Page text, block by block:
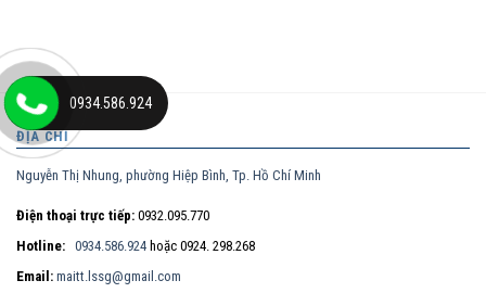
ĐỊA CHỈ
Nguyễn Thị Nhung, phường Hiệp Bình, Tp. Hồ Chí Minh
Điện thoại trực tiếp: 0932.095.770
Hotline: 0934.586.924 hoặc 0924. 298.268
Email: maitt.lssg@gmail.com
0934.586.924